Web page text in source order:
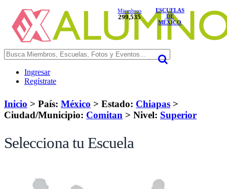
Miembros
299,535
ESCUELAS
DE
MÉXICO
Ingresar
Regístrate
Inicio > País: México > Estado: Chiapas >
Ciudad/Municipio: Comitan > Nivel: Superior
Selecciona tu Escuela